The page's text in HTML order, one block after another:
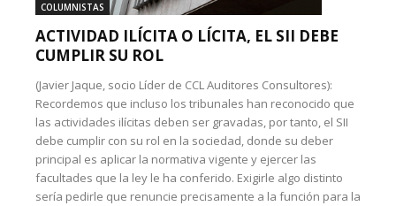
COLUMNISTAS
ACTIVIDAD ILÍCITA O LÍCITA, EL SII DEBE
CUMPLIR SU ROL
(Javier Jaque, socio Líder de CCL Auditores Consultores):
Recordemos que incluso los tribunales han reconocido que
las actividades ilícitas deben ser gravadas, por tanto, el SII
debe cumplir con su rol en la sociedad, donde su deber
principal es aplicar la normativa vigente y ejercer las
facultades que la ley le ha conferido. Exigirle algo distinto
sería pedirle que renuncie precisamente a la función para la